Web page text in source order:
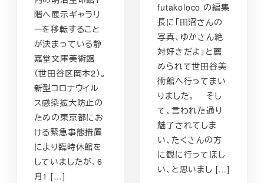
階へ展示ギャラリ
ーを移転すること
が決まっている静
嘉堂文庫美術館
（世田谷区岡本2）。
新型コロナウイル
ス感染拡大防止の
ための東京都にお
ける緊急事態措置
により臨時休館を
していましたが、6
月1 […]
futakoloco の編集
長に「田沼さんの
写真、ゆかさん絶
対好きだよ」と薦
められて世田谷美
術館へ行ってまい
りました。 そし
て、言われた通り
魅了されてしま
い、たくさんの方
に観に行ってほし
い、と思いまし […]